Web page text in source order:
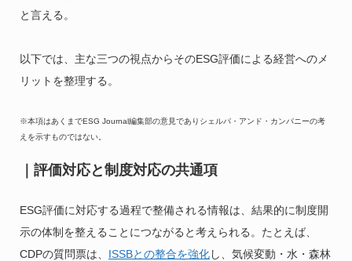
と言える。
以下では、主な三つの視点からそのESG評価による経営へのメ
リットを整理する。
※本項はあくまでESG Journal編集部の意見でありシェルパ・アンド・カンパニーの考
えを示すものではない。
｜評価対応と制度対応の共通項
ESG評価に対応する過程で整備される情報は、結果的に制度開
示の体制を整えることにつながると考えられる。たとえば、
CDPの質問票は、 ISSBとの整合を強化し、気候変動・水・森林